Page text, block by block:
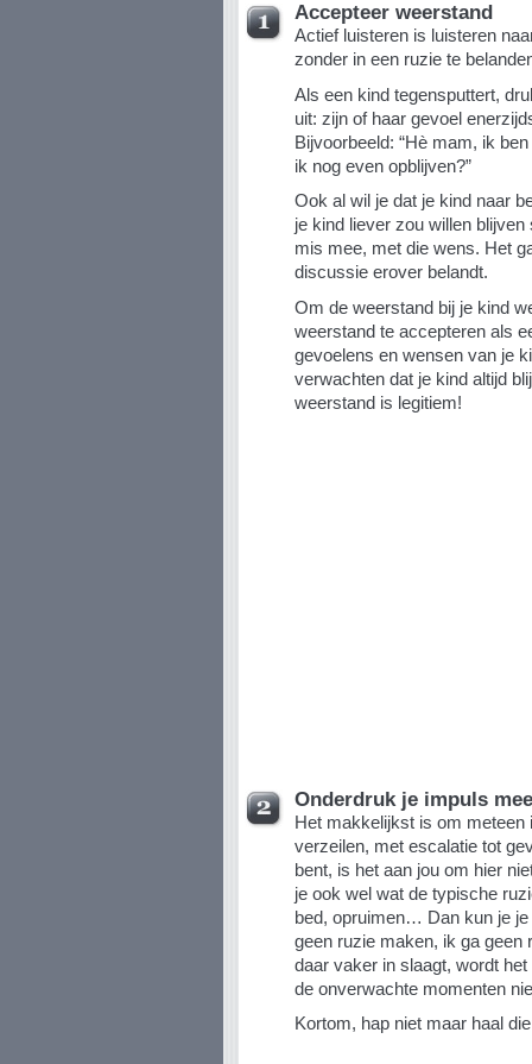
Accepteer weerstand
Actief luisteren is luisteren
zonder in een ruzie te
Als een kind tegensputtert,
uit: zijn of haar gevoel
Bijvoorbeeld: “Hè mam, ik
ik nog even opblijven?”
Ook al wil je dat je kind naar
je kind liever zou willen
mis mee, met die wens. Het
discussie erover belandt.
Om de weerstand bij je kind
weerstand te accepteren als
gevoelens en wensen van je
verwachten dat je kind altijd
weerstand is legitiem!
Onderdruk je impuls
Het makkelijkst is om meteen
verzeilen, met escalatie tot
bent, is het aan jou om hier
je ook wel wat de typische
bed, opruimen… Dan kun je je
geen ruzie maken, ik ga geen
daar vaker in slaagt, wordt
de onverwachte momenten
Kortom, hap niet maar haal